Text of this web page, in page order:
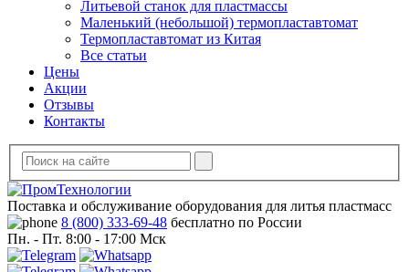
Литьевой станок для пластмассы
Маленький (небольшой) термопластавтомат
Термопластавтомат из Китая
Все статьи
Цены
Акции
Отзывы
Контакты
Поставка и обслуживание оборудования для литья пластмасс
8 (800) 333-69-48 бесплатно по России
Пн. - Пт. 8:00 - 17:00 Мск